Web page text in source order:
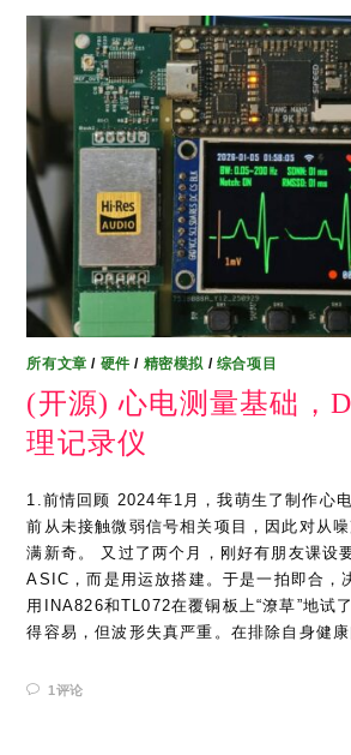
所有文章 / 硬件 / 精密模拟 / 综合项目
(开源) 心电测量基础，
理记录仪
1.前情回顾 2024年1月，我萌生了制作心
前从未接触微弱信号相关项目，因此对从
满新奇。 又过了两个月，刚好有朋友课设
ASIC，而是用运放搭建。于是一拍即合，
用INA826和TL072在覆铜板上“潦草”地试
得容易，但波形失真严重。在排除自身健
1评论